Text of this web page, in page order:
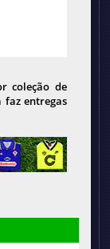
coleção de
faz entregas